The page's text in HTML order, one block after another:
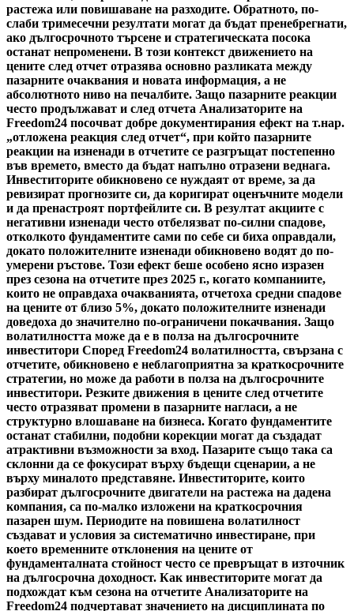
растежа или повишаване на разходите. Обратното, по-
слаби тримесечни резултати могат да бъдат пренебрегнати,
ако дългосрочното търсене и стратегическата посока
останат непроменени. В този контекст движението на
цените след отчет отразява основно разликата между
пазарните очаквания и новата информация, а не
абсолютното ниво на печалбите. Защо пазарните реакции
често продължават и след отчета Анализаторите на
Freedom24 посочват добре документирания ефект на т.нар.
„отложена реакция след отчет“, при който пазарните
реакции на изненади в отчетите се разгръщат постепенно
във времето, вместо да бъдат напълно отразени веднага.
Инвеститорите обикновено се нуждаят от време, за да
ревизират прогнозите си, да коригират оценъчните модели
и да пренастроят портфейлите си. В резултат акциите с
негативни изненади често отбелязват по-силни спадове,
отколкото фундаментите сами по себе си биха оправдали,
докато положителните изненади обикновено водят до по-
умерени ръстове. Този ефект беше особено ясно изразен
през сезона на отчетите през 2025 г., когато компаниите,
които не оправдаха очакванията, отчетоха средни спадове
на цените от близо 5%, докато положителните изненади
доведоха до значително по-ограничени покачвания. Защо
волатилността може да е в полза на дългосрочните
инвеститори Според Freedom24 волатилността, свързана с
отчетите, обикновено е неблагоприятна за краткосрочните
стратегии, но може да работи в полза на дългосрочните
инвеститори. Резките движения в цените след отчетите
често отразяват промени в пазарните нагласи, а не
структурно влошаване на бизнеса. Когато фундаментите
останат стабилни, подобни корекции могат да създадат
атрактивни възможности за вход. Пазарите също така са
склонни да се фокусират върху бъдещи сценарии, а не
върху миналото представяне. Инвеститорите, които
разбират дългосрочните двигатели на растежа на дадена
компания, са по-малко изложени на краткосрочния
пазарен шум. Периодите на повишена волатилност
създават и условия за систематично инвестиране, при
което временните отклонения на цените от
фундаменталната стойност често се превръщат в източник
на дългосрочна доходност. Как инвеститорите могат да
подхождат към сезона на отчетите Анализаторите на
Freedom24 подчертават значението на дисциплината по